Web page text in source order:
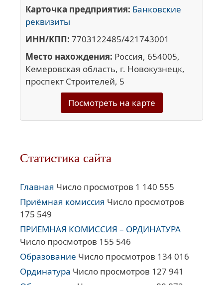
Карточка предприятия: Банковские
реквизиты
ИНН/КПП: 7703122485/421743001
Место нахождения: Россия, 654005,
Кемеровская область, г. Новокузнецк,
проспект Строителей, 5
Посмотреть на карте
Статистика сайта
Главная Число просмотров 1 140 555
Приёмная комиссия Число просмотров
175 549
ПРИЕМНАЯ КОМИССИЯ – ОРДИНАТУРА
Число просмотров 155 546
Образование Число просмотров 134 016
Ординатура Число просмотров 127 941